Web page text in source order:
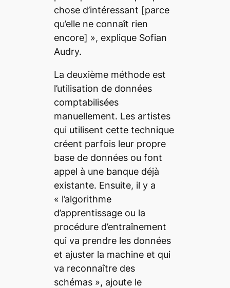
chose d’intéressant [parce
qu’elle ne connaît rien
encore] », explique Sofian
Audry.
La deuxième méthode est
l’utilisation de données
comptabilisées
manuellement. Les artistes
qui utilisent cette technique
créent parfois leur propre
base de données ou font
appel à une banque déjà
existante. Ensuite, il y a
« l’algorithme
d’apprentissage ou la
procédure d’entraînement
qui va prendre les données
et ajuster la machine et qui
va reconnaître des
schémas », ajoute le